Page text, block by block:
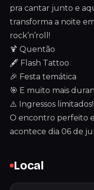
pra cantar junto e
transforma a noite
rock’n’roll!
🍹 Quentão
🖋️ Flash Tattoo
🎉 Festa temática
🎯 E muito mais
⚠️ Ingressos limitados!
O encontro perfeito
acontece dia 06 de
Local